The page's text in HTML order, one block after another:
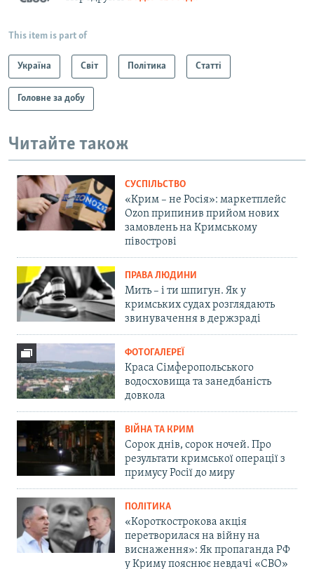
This item is part of
Україна Світ Політика Статті
Головне за добу
Читайте також
СУСПІЛЬСТВО
«Крим – не Росія»: маркетплейс
Ozon припинив прийом нових
замовлень на Кримському
півострові
ПРАВА ЛЮДИНИ
Мить – і ти шпигун. Як у
кримських судах розглядають
звинувачення в держзраді
ФОТОГАЛЕРЕЇ
Краса Сімферопольського
водосховища та занедбаність
довкола
ВІЙНА ТА КРИМ
Сорок днів, сорок ночей. Про
результати кримської операції з
примусу Росії до миру
ПОЛІТИКА
«Короткострокова акція
перетворилася на війну на
виснаження»: Як пропаганда РФ
у Криму пояснює невдачі «СВО»